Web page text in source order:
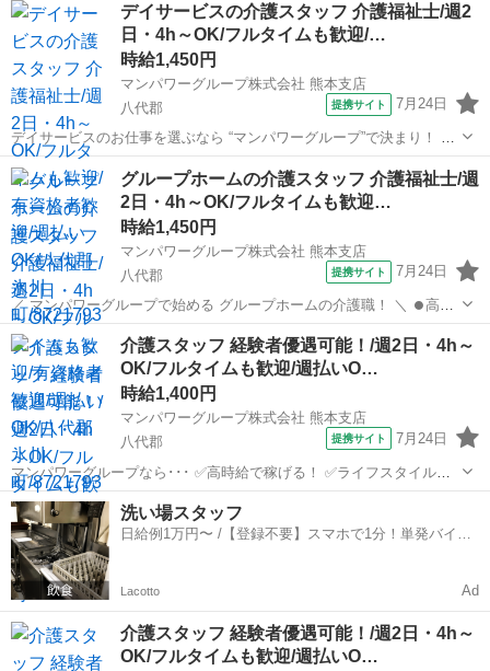
デイサービスの介護スタッフ 介護福祉士/週2
日・4h～OK/フルタイムも歓迎/…
時給1,450円
マンパワーグループ株式会社 熊本支店
八代郡
提携サイト 7月24日
デイサービスのお仕事を選ぶなら “マンパワーグループ”で決まり！ ✅️
高時給で稼げる！ ✅️ライフスタイルに合わせて働ける！ ✅️資格取得支
援など福利厚生充実！ ✅️大手なので安定性抜群！ ...
熊本 八代郡
グループホームの介護スタッフ 介護福祉士/週
2日・4h～OK/フルタイムも歓迎…
時給1,450円
マンパワーグループ株式会社 熊本支店
八代郡
提携サイト 7月24日
／ マンパワーグループで始める グループホームの介護職！ ＼ ⏺️高時
給で稼げる！ ⏺️ライフスタイルに合わせて働ける！ ⏺️資格取得支援な
ど福利厚生充実！ ⏺️大手なので安定性抜群！ ...
熊本 八代郡 医療
介護スタッフ 経験者優遇可能！/週2日・4h～
OK/フルタイムも歓迎/週払いO…
時給1,400円
マンパワーグループ株式会社 熊本支店
八代郡
提携サイト 7月24日
マンパワーグループなら･･･ ✅️高時給で稼げる！ ✅️ライフスタイルに
合わせて働ける！ ✅️資格取得支援など福利厚生充実！ ✅️大手なので安
熊本 八代郡 医療
洗い場スタッフ
日給例1万円〜 /【登録不要】スマホで1分！単発バイト
Lacotto Ad
介護スタッフ 経験者優遇可能！/週2日・4h～
OK/フルタイムも歓迎/週払いO…